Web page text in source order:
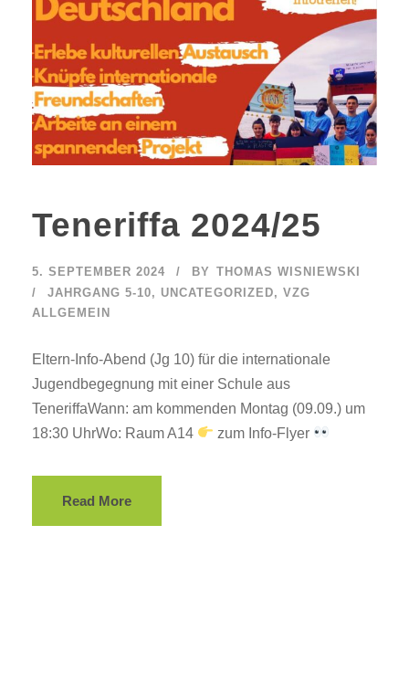
Teneriffa 2024/25
5. SEPTEMBER 2024 BY THOMAS WISNIEWSKI
JAHRGANG 5-10, UNCATEGORIZED, VZG
ALLGEMEIN
Eltern-Info-Abend (Jg 10) für die internationale
Jugendbegegnung mit einer Schule aus
TeneriffaWann: am kommenden Montag (09.09.) um
18:30 UhrWo: Raum A14
zum Info-Flyer
Read More